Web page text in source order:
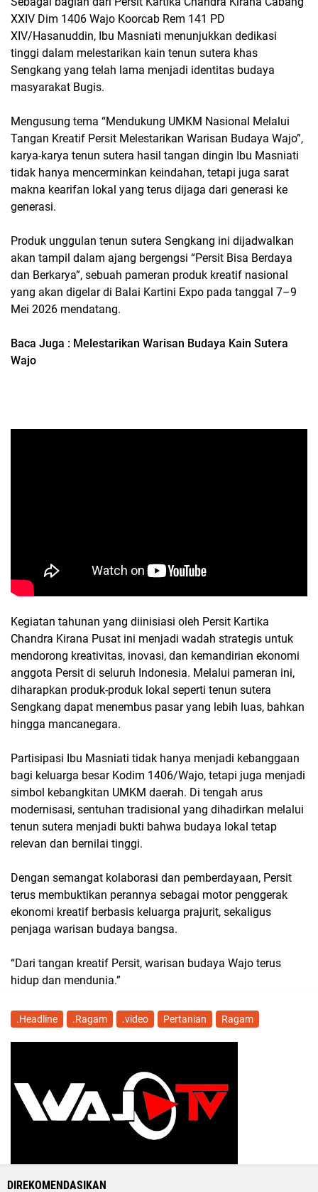
XXIV Dim 1406 Wajo Koorcab Rem 141 PD
XIV/Hasanuddin, Ibu Masniati menunjukkan dedikasi
tinggi dalam melestarikan kain tenun sutera khas
Sengkang yang telah lama menjadi identitas budaya
masyarakat Bugis.
Mengusung tema “Mendukung UMKM Nasional Melalui
Tangan Kreatif Persit Melestarikan Warisan Budaya Wajo”,
karya-karya tenun sutera hasil tangan dingin Ibu Masniati
tidak hanya mencerminkan keindahan, tetapi juga sarat
makna kearifan lokal yang terus dijaga dari generasi ke
generasi.
Produk unggulan tenun sutera Sengkang ini dijadwalkan
akan tampil dalam ajang bergengsi “Persit Bisa Berdaya
dan Berkarya”, sebuah pameran produk kreatif nasional
yang akan digelar di Balai Kartini Expo pada tanggal 7–9
Mei 2026 mendatang.
Baca Juga : Melestarikan Warisan Budaya Kain Sutera
Wajo
Kegiatan tahunan yang diinisiasi oleh Persit Kartika
Chandra Kirana Pusat ini menjadi wadah strategis untuk
mendorong kreativitas, inovasi, dan kemandirian ekonomi
anggota Persit di seluruh Indonesia. Melalui pameran ini,
diharapkan produk-produk lokal seperti tenun sutera
Sengkang dapat menembus pasar yang lebih luas, bahkan
hingga mancanegara.
Partisipasi Ibu Masniati tidak hanya menjadi kebanggaan
bagi keluarga besar Kodim 1406/Wajo, tetapi juga menjadi
simbol kebangkitan UMKM daerah. Di tengah arus
modernisasi, sentuhan tradisional yang dihadirkan melalui
tenun sutera menjadi bukti bahwa budaya lokal tetap
relevan dan bernilai tinggi.
Dengan semangat kolaborasi dan pemberdayaan, Persit
terus membuktikan perannya sebagai motor penggerak
ekonomi kreatif berbasis keluarga prajurit, sekaligus
penjaga warisan budaya bangsa.
“Dari tangan kreatif Persit, warisan budaya Wajo terus
hidup dan mendunia.”
.Headline .Ragam .video Pertanian Ragam
DIREKOMENDASIKAN